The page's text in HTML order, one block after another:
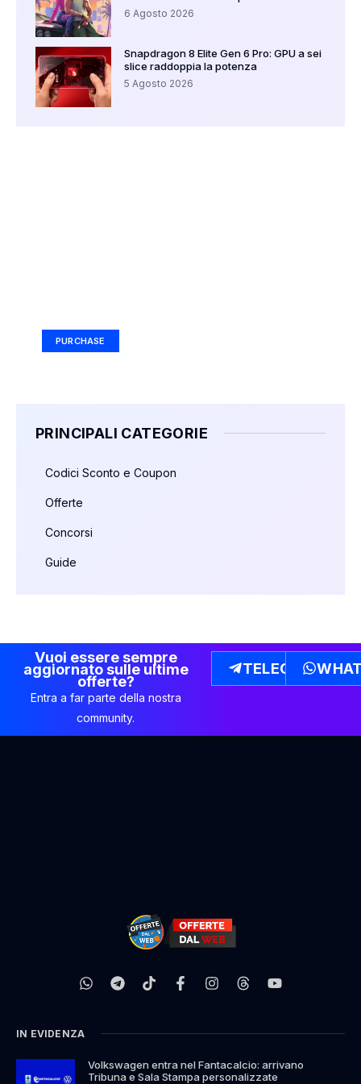
6 Agosto 2026
Snapdragon 8 Elite Gen 6 Pro: GPU a sei
slice raddoppia la potenza
5 Agosto 2026
PURCHASE
PRINCIPALI CATEGORIE
Codici Sconto e Coupon
Offerte
Concorsi
Guide
Vuoi essere sempre
aggiornato sulle ultime
offerte?
Entra a far parte della nostra
community.
TELEGRAM
IN EVIDENZA
Volkswagen entra nel Fantacalcio: arrivano
Tribuna e Sala Stampa personalizzate